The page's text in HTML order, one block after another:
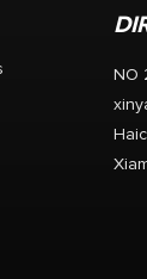
NO